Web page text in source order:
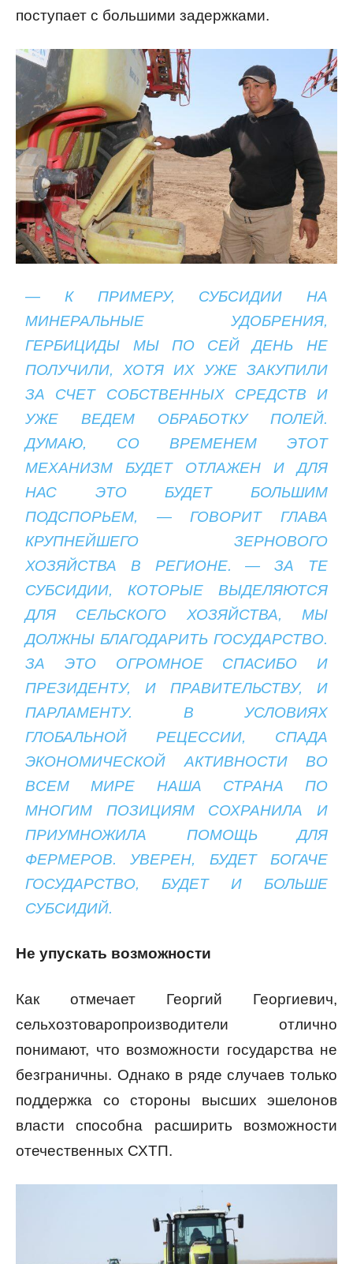
поступает с большими задержками.
— К ПРИМЕРУ, СУБСИДИИ НА
МИНЕРАЛЬНЫЕ УДОБРЕНИЯ,
ГЕРБИЦИДЫ МЫ ПО СЕЙ ДЕНЬ НЕ
ПОЛУЧИЛИ, ХОТЯ ИХ УЖЕ ЗАКУПИЛИ
ЗА СЧЕТ СОБСТВЕННЫХ СРЕДСТВ И
УЖЕ ВЕДЕМ ОБРАБОТКУ ПОЛЕЙ.
ДУМАЮ, СО ВРЕМЕНЕМ ЭТОТ
МЕХАНИЗМ БУДЕТ ОТЛАЖЕН И ДЛЯ
НАС ЭТО БУДЕТ БОЛЬШИМ
ПОДСПОРЬЕМ, — ГОВОРИТ ГЛАВА
КРУПНЕЙШЕГО ЗЕРНОВОГО
ХОЗЯЙСТВА В РЕГИОНЕ. — ЗА ТЕ
СУБСИДИИ, КОТОРЫЕ ВЫДЕЛЯЮТСЯ
ДЛЯ СЕЛЬСКОГО ХОЗЯЙСТВА, МЫ
ДОЛЖНЫ БЛАГОДАРИТЬ ГОСУДАРСТВО.
ЗА ЭТО ОГРОМНОЕ СПАСИБО И
ПРЕЗИДЕНТУ, И ПРАВИТЕЛЬСТВУ, И
ПАРЛАМЕНТУ. В УСЛОВИЯХ
ГЛОБАЛЬНОЙ РЕЦЕССИИ, СПАДА
ЭКОНОМИЧЕСКОЙ АКТИВНОСТИ ВО
ВСЕМ МИРЕ НАША СТРАНА ПО
МНОГИМ ПОЗИЦИЯМ СОХРАНИЛА И
ПРИУМНОЖИЛА ПОМОЩЬ ДЛЯ
ФЕРМЕРОВ. УВЕРЕН, БУДЕТ БОГАЧЕ
ГОСУДАРСТВО, БУДЕТ И БОЛЬШЕ
СУБСИДИЙ.
Не упускать возможности
Как отмечает Георгий Георгиевич,
сельхозтоваропроизводители отлично
понимают, что возможности государства не
безграничны. Однако в ряде случаев только
поддержка со стороны высших эшелонов
власти способна расширить возможности
отечественных СХТП.